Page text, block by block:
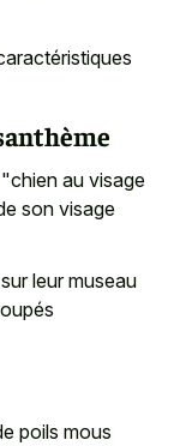
au visage
son visage
leur museau
poils mous